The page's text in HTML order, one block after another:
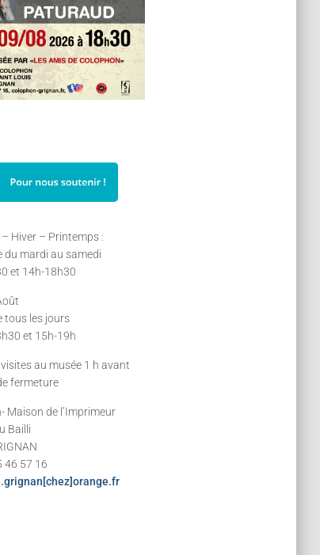
Hiver – Printemps :
du mardi au samedi
et 14h-18h30
tous les jours
et 15h-19h
au musée 1 h avant
fermeture
Maison de l’Imprimeur
Bailli
46 57 16